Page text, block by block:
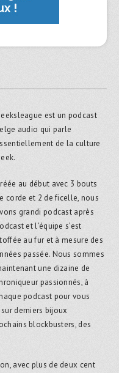
est un podcast
audio qui parle
de la culture
au début avec 3 bouts
corde et 2 de ficelle, nous
grandi podcast après
et l’équipe s’est
au fur et à mesure des
passée. Nous sommes
une dizaine de
passionnés, à
podcast pour vous
derniers bijoux
blockbusters, des
avec plus de deux cent